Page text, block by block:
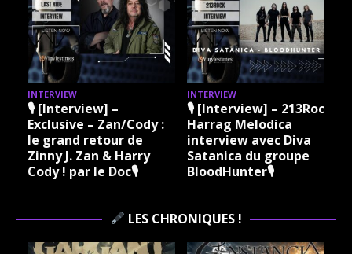
INTERVIEW
🎙 [Interview] –
Exclusive – Zan/Cody :
le grand retour de
Zinny J. Zan & Harry
Cody ! par le Doc🎙
INTERVIEW
🎙 [Interview] – 213Rock
Harrag Melodica
interview avec Diva
Satanica du groupe
BloodHunter🎙
LES CHRONIQUES !